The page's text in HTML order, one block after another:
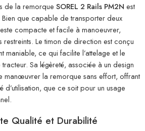
de la remorque SOREL 2 Rails PM2N est
que capable de transporter deux
compacte et facile à manoeuvrer,
Le timon de direction est conçu
maniable, ce qui facilite l’attelage et le
Sa légèreté, associée à un design
manœuvrer la remorque sans effort, offrant
d’utilisation, que ce soit pour un usage
Qualité et Durabilité